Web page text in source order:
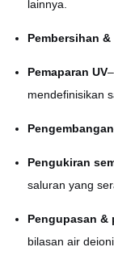
lainnya.
Pembersihan
Pemaparan UV
mendefinisikan
Pengembangan
Pengukiran
saluran yang
Pengupasan &
bilasan air